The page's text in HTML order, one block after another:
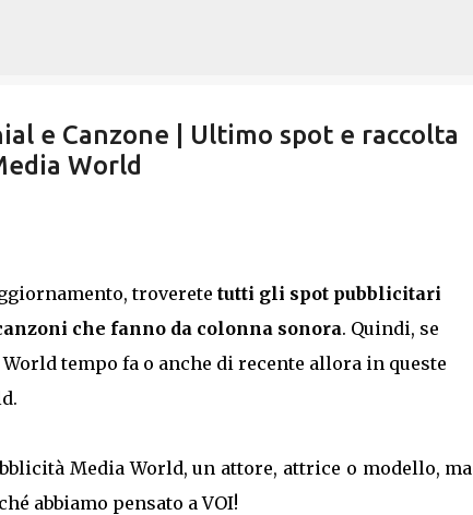
e Canzone | Ultimo spot e raccolta
World
troverete tutti gli spot pubblicitari
che fanno da colonna sonora. Quindi, se
tempo fa o anche di recente allora in queste
Media World, un attore, attrice o modello, ma
abbiamo pensato a VOI!